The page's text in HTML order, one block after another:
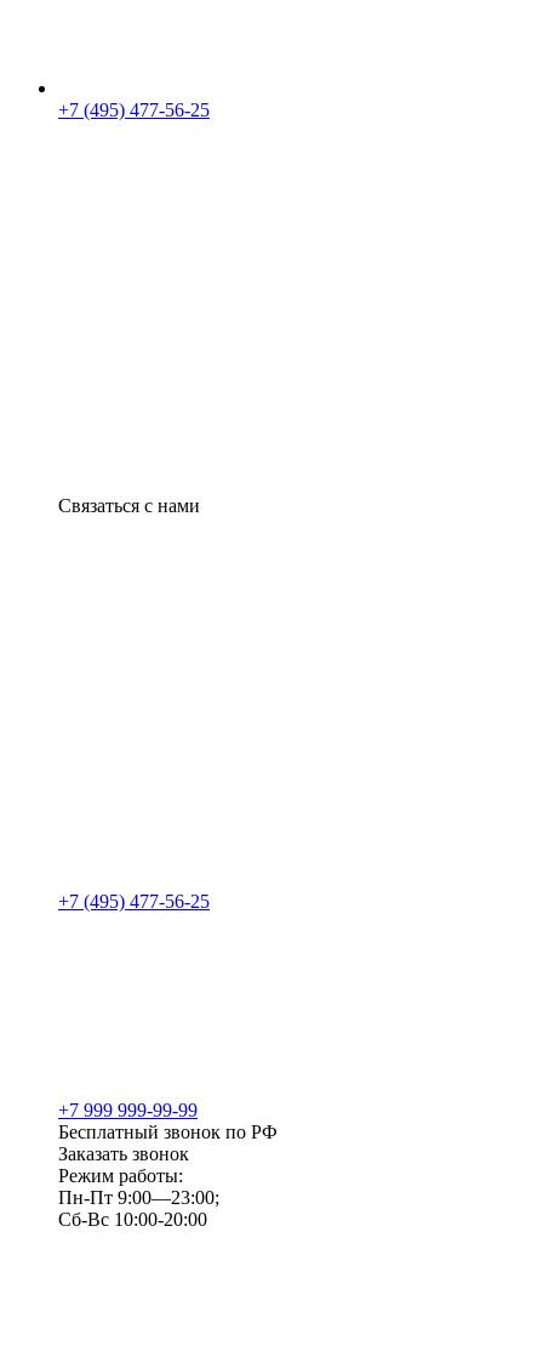
+7 (495) 477-56-25
Связаться с нами
+7 (495) 477-56-25
+7 999 999-99-99
Бесплатный звонок по РФ
Заказать звонок
Режим работы:
Пн-Пт 9:00—23:00;
Сб-Вс 10:00-20:00